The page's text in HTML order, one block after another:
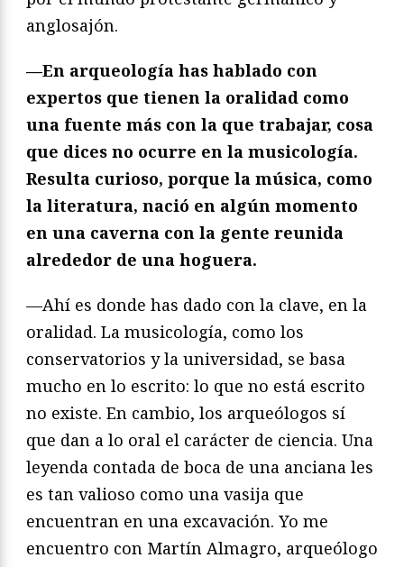
anglosajón.
—En arqueología has hablado con
expertos que tienen la oralidad como
una fuente más con la que trabajar, cosa
que dices no ocurre en la musicología.
Resulta curioso, porque la música, como
la literatura, nació en algún momento
en una caverna con la gente reunida
alrededor de una hoguera.
—Ahí es donde has dado con la clave, en la
oralidad. La musicología, como los
conservatorios y la universidad, se basa
mucho en lo escrito: lo que no está escrito
no existe. En cambio, los arqueólogos sí
que dan a lo oral el carácter de ciencia. Una
leyenda contada de boca de una anciana les
es tan valioso como una vasija que
encuentran en una excavación. Yo me
encuentro con Martín Almagro, arqueólogo